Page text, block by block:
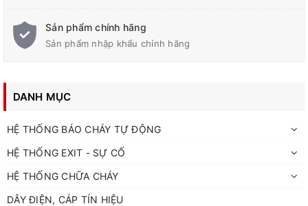
Sản phẩm chính hãng
Sản phẩm nhập khẩu chính hãng
DANH MỤC
HỆ THỐNG BÁO CHÁY TỰ ĐỘNG
HỆ THỐNG EXIT - SỰ CỐ
HỆ THỐNG CHỮA CHÁY
DÂY ĐIỆN, CÁP TÍN HIỆU